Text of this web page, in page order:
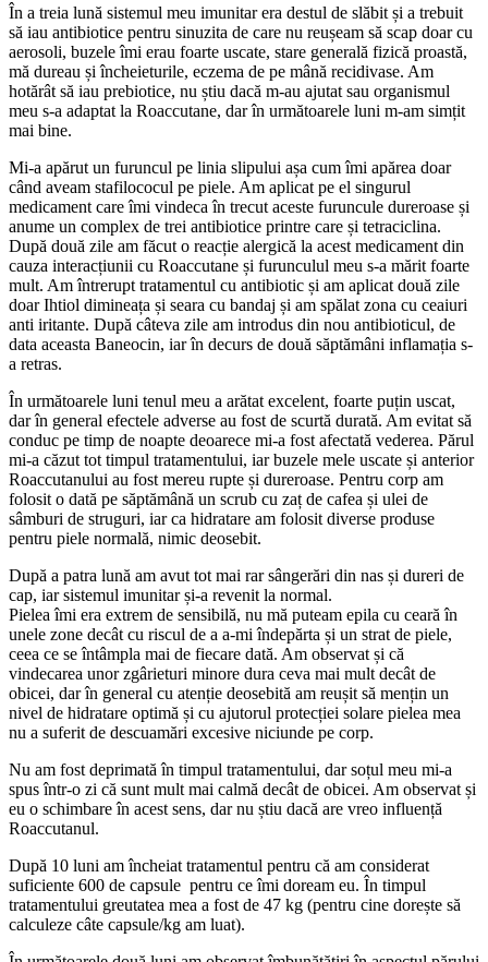
În a treia lună sistemul meu imunitar era destul de slăbit și a trebuit
să iau antibiotice pentru sinuzita de care nu reușeam să scap doar cu
aerosoli, buzele îmi erau foarte uscate, stare generală fizică proastă,
mă dureau și încheieturile, eczema de pe mână recidivase. Am
hotărât să iau prebiotice, nu știu dacă m-au ajutat sau organismul
meu s-a adaptat la Roaccutane, dar în următoarele luni m-am simțit
mai bine.
Mi-a apărut un furuncul pe linia slipului așa cum îmi apărea doar
când aveam stafilococul pe piele. Am aplicat pe el singurul
medicament care îmi vindeca în trecut aceste furuncule dureroase și
anume un complex de trei antibiotice printre care și tetraciclina.
După două zile am făcut o reacție alergică la acest medicament din
cauza interacțiunii cu Roaccutane și furunculul meu s-a mărit foarte
mult. Am întrerupt tratamentul cu antibiotic și am aplicat două zile
doar Ihtiol dimineața și seara cu bandaj și am spălat zona cu ceaiuri
anti iritante. După câteva zile am introdus din nou antibioticul, de
data aceasta Baneocin, iar în decurs de două săptămâni inflamația s-
a retras.
În următoarele luni tenul meu a arătat excelent, foarte puțin uscat,
dar în general efectele adverse au fost de scurtă durată. Am evitat să
conduc pe timp de noapte deoarece mi-a fost afectată vederea. Părul
mi-a căzut tot timpul tratamentului, iar buzele mele uscate și anterior
Roaccutanului au fost mereu rupte și dureroase. Pentru corp am
folosit o dată pe săptămână un scrub cu zaț de cafea și ulei de
sâmburi de struguri, iar ca hidratare am folosit diverse produse
pentru piele normală, nimic deosebit.
După a patra lună am avut tot mai rar sângerări din nas și dureri de
cap, iar sistemul imunitar și-a revenit la normal.
Pielea îmi era extrem de sensibilă, nu mă puteam epila cu ceară în
unele zone decât cu riscul de a a-mi îndepărta și un strat de piele,
ceea ce se întâmpla mai de fiecare dată. Am observat și că
vindecarea unor zgârieturi minore dura ceva mai mult decât de
obicei, dar în general cu atenție deosebită am reușit să mențin un
nivel de hidratare optimă și cu ajutorul protecției solare pielea mea
nu a suferit de descuamări excesive niciunde pe corp.
Nu am fost deprimată în timpul tratamentului, dar soțul meu mi-a
spus într-o zi că sunt mult mai calmă decât de obicei. Am observat și
eu o schimbare în acest sens, dar nu știu dacă are vreo influență
Roaccutanul.
După 10 luni am încheiat tratamentul pentru că am considerat
suficiente 600 de capsule pentru ce îmi doream eu. În timpul
tratamentului greutatea mea a fost de 47 kg (pentru cine dorește să
calculeze câte capsule/kg am luat).